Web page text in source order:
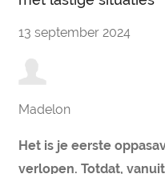
13 september 2024
Madelon
Het is je eerste
verlopen. Totdat,